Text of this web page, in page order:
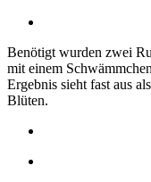
Benötigt wurden zwei
mit einem
Ergebnis sieht fast aus
Blüten.